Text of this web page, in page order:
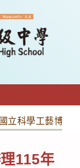
立科學工藝博物
115年